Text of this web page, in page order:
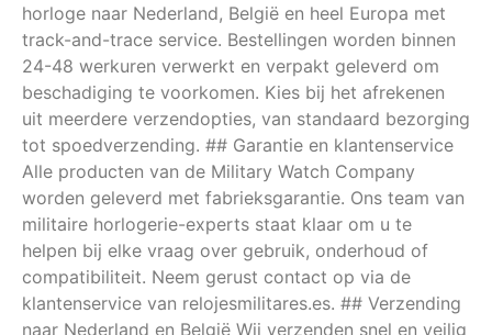
horloge naar Nederland, België en heel Europa met
track-and-trace service. Bestellingen worden binnen
24-48 werkuren verwerkt en verpakt geleverd om
beschadiging te voorkomen. Kies bij het afrekenen
uit meerdere verzendopties, van standaard bezorging
tot spoedverzending. ## Garantie en klantenservice
Alle producten van de Military Watch Company
worden geleverd met fabrieksgarantie. Ons team van
militaire horlogerie-experts staat klaar om u te
helpen bij elke vraag over gebruik, onderhoud of
compatibiliteit. Neem gerust contact op via de
klantenservice van relojesmilitares.es. ## Verzending
naar Nederland en België Wij verzenden snel en veilig